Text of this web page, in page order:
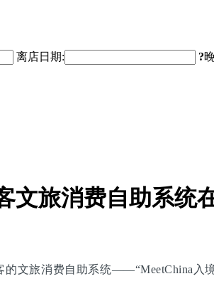
离店日期: ?
文旅消费自助系统
的文旅消费自助系统——“MeetChina入